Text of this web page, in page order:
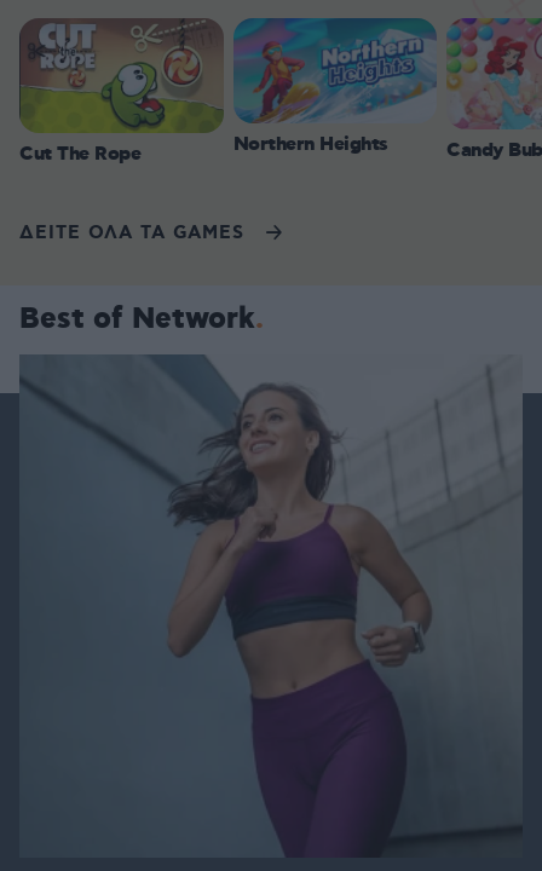
Cut The Rope Northern Heights Candy
ΔΕΙΤΕ ΟΛΑ ΤΑ GAMES
Best of Network